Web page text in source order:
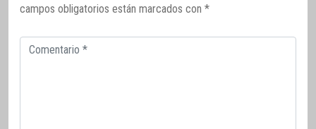
campos obligatorios están marcados con *
Comentario